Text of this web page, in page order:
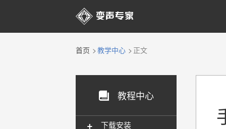

首页 教学中心 正文
 教程中心
下载安装
+